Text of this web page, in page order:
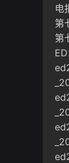
电
第
第